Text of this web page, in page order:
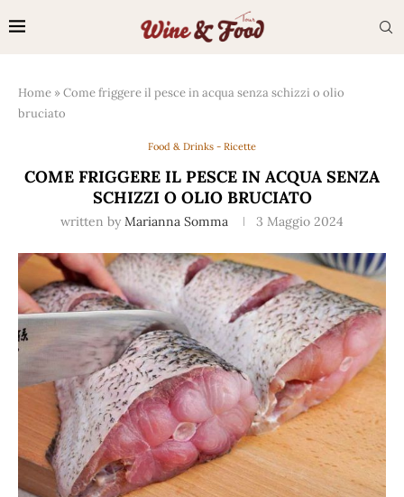
Home »Come friggere il pesce in acqua senza schizzi o olio
bruciato
Food & Drinks - Ricette
COME FRIGGERE IL PESCE IN ACQUA SENZA
SCHIZZI O OLIO BRUCIATO
written by Marianna Somma 3 Maggio 2024